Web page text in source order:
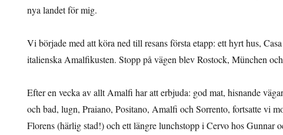
nya landet för mig.
Vi började med att köra ned till resans första etapp: ett hyrt hus,
italienska Amalfikusten. Stopp på vägen blev Rostock, München
Efter en vecka av allt Amalfi har att erbjuda: god mat, hisnande
och bad, lugn, Praiano, Positano, Amalfi och Sorrento, fortsatte vi
Florens (härlig stad!) och ett längre lunchstopp i Cervo hos Gunnar